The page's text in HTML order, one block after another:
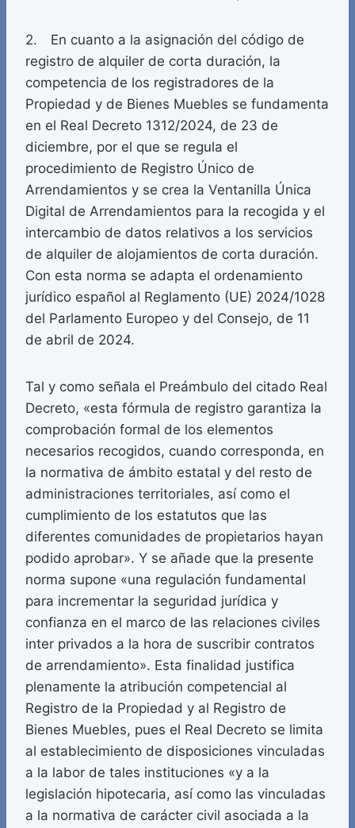
2. En cuanto a la asignación del código de
registro de alquiler de corta duración, la
competencia de los registradores de la
Propiedad y de Bienes Muebles se fundamenta
en el Real Decreto 1312/2024, de 23 de
diciembre, por el que se regula el
procedimiento de Registro Único de
Arrendamientos y se crea la Ventanilla Única
Digital de Arrendamientos para la recogida y el
intercambio de datos relativos a los servicios
de alquiler de alojamientos de corta duración.
Con esta norma se adapta el ordenamiento
jurídico español al Reglamento (UE) 2024/1028
del Parlamento Europeo y del Consejo, de 11
de abril de 2024.
Tal y como señala el Preámbulo del citado Real
Decreto, «esta fórmula de registro garantiza la
comprobación formal de los elementos
necesarios recogidos, cuando corresponda, en
la normativa de ámbito estatal y del resto de
administraciones territoriales, así como el
cumplimiento de los estatutos que las
diferentes comunidades de propietarios hayan
podido aprobar». Y se añade que la presente
norma supone «una regulación fundamental
para incrementar la seguridad jurídica y
confianza en el marco de las relaciones civiles
inter privados a la hora de suscribir contratos
de arrendamiento». Esta finalidad justifica
plenamente la atribución competencial al
Registro de la Propiedad y al Registro de
Bienes Muebles, pues el Real Decreto se limita
al establecimiento de disposiciones vinculadas
a la labor de tales instituciones «y a la
legislación hipotecaria, así como las vinculadas
a la normativa de carácter civil asociada a la